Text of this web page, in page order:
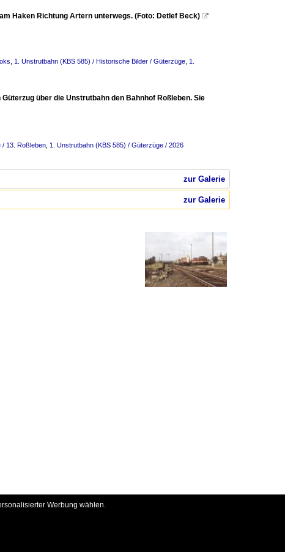
Haken Richtung Artern unterwegs. (Foto: Detlef Beck) 
1. Unstrutbahn (KBS 585) / Historische Bilder / Güterzüge 1.
über die Unstrutbahn den Bahnhof Roßleben. Sie
/ 13. Roßleben 1. Unstrutbahn (KBS 585) / Güterzüge / 2026
zur Galerie
zur Galerie
Werbung wählen.